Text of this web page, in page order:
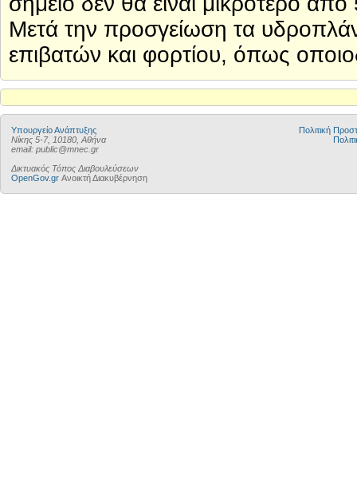
Μετά την προσγείωση τα
επιβατών και φορτίου, όπως
Υπουργείο Ανάπτυξης
Νίκης 5-7, 10180, Αθήνα
email: public@mnec.gr
Δικτυακός Τόπος Διαβουλεύσεων
OpenGov.gr Ανοικτή Διακυβέρνηση
Πολιτική